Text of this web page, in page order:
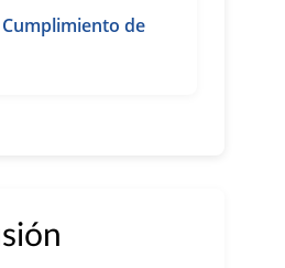
Cumplimiento de